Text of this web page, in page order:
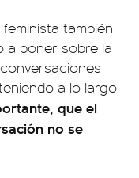
también
a poner sobre la
a lo largo
que el
no se